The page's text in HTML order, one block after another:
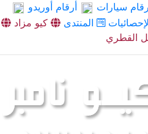
سيارات
أرقام أوريدو
المنتدى
كيو مزاد
القطري